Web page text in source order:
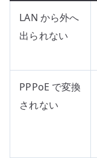
LAN から外へ
出られない
PPPoE で変換
されない